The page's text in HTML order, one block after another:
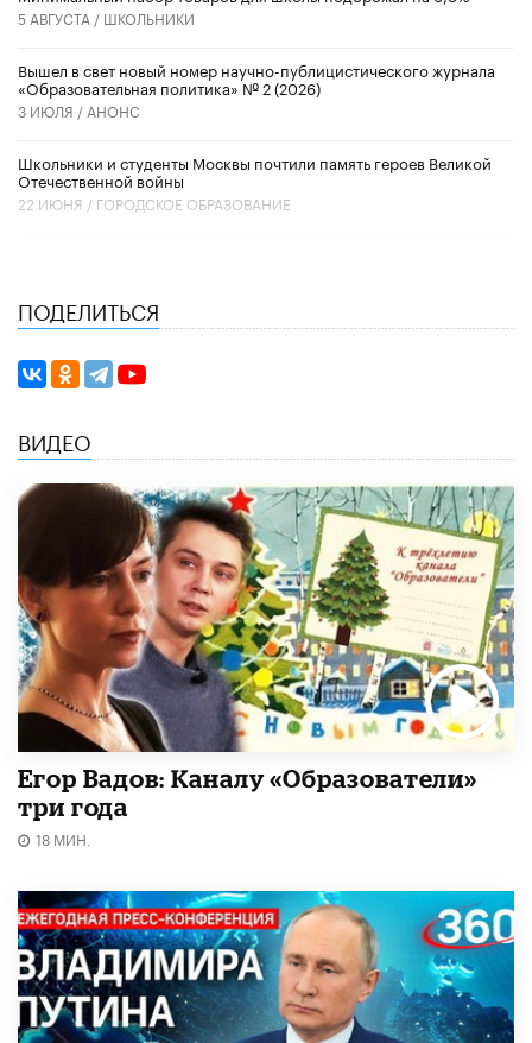
5 АВГУСТА / ШКОЛЬНИКИ
Вышел в свет новый номер научно-публицистического журнала
«Образовательная политика» № 2 (2026)
3 ИЮЛЯ / АНОНС
Школьники и студенты Москвы почтили память героев Великой
Отечественной войны
22 ИЮНЯ / ГОРОДСКОЕ ОБРАЗОВАНИЕ
ПОДЕЛИТЬСЯ
ВИДЕО
Егор Вадов: Каналу «Образователи»
три года
18 МИН.